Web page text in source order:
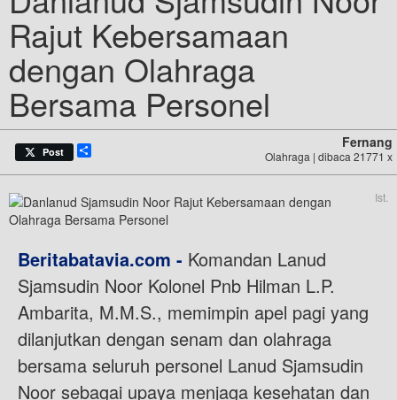
Rajut Kebersamaan
dengan Olahraga
Bersama Personel
Post
Fernang
Olahraga | dibaca 21771 x
Ist.
Beritabatavia.com - Komandan Lanud
Sjamsudin Noor Kolonel Pnb Hilman L.P.
Ambarita, M.M.S., memimpin apel pagi yang
dilanjutkan dengan senam dan olahraga
bersama seluruh personel Lanud Sjamsudin
Noor sebagai upaya menjaga kesehatan dan